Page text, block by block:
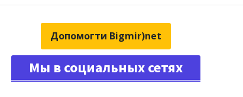
Допомогти Bigmir)net
Мы в социальных сетях